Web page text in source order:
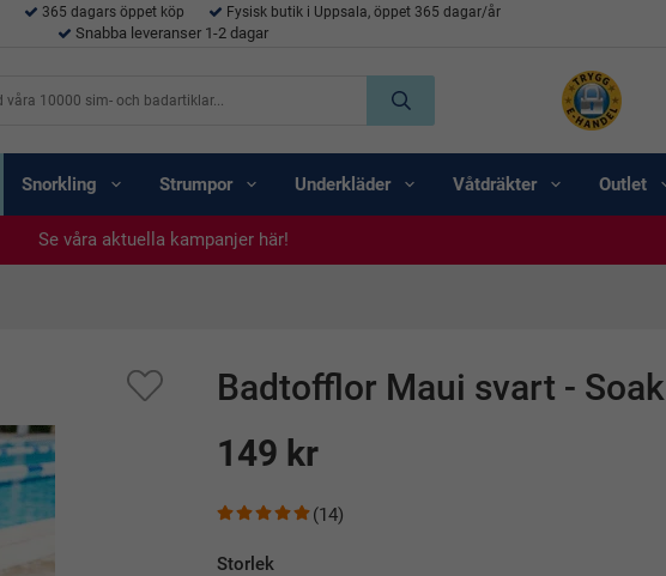
365 dagars öppet köp Fysisk butik i Uppsala, öppet 365 dagar/år
Snabba leveranser 1-2 dagar
Snorkling Strumpor Underkläder Våtdräkter Outlet
Se våra aktuella kampanjer här!
Se våra aktuella kampanjer här!
Se våra aktuella kampanjer här!
Se våra aktuella kampanjer här!
Badtofflor Maui svart - Soak
149 kr
(14)
Storlek